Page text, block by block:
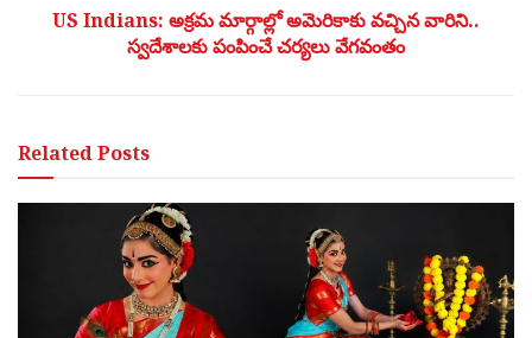
US Indians: అక్రమ మార్గాల్లో అమెరికాకు వచ్చిన వారిని..
స్వదేశాలకు పంపించే చర్యలు వేగవంతం
RelatedPosts